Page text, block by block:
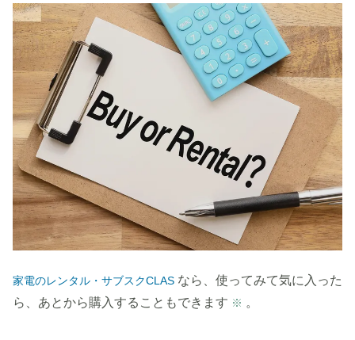
家電のレンタル・サブスクCLAS なら、使ってみて気に入った
ら、あとから購入することもできます ※ 。